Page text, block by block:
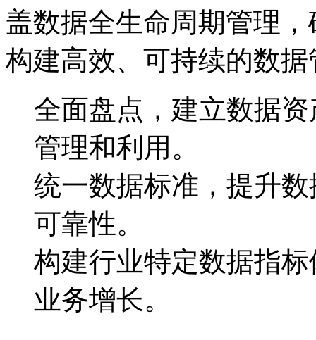
盖数据全生命周期管理
构建高效、可持续的数
全面盘点，建立数据
管理和利用。
统一数据标准，提升
可靠性。
构建行业特定数据指标
业务增长。